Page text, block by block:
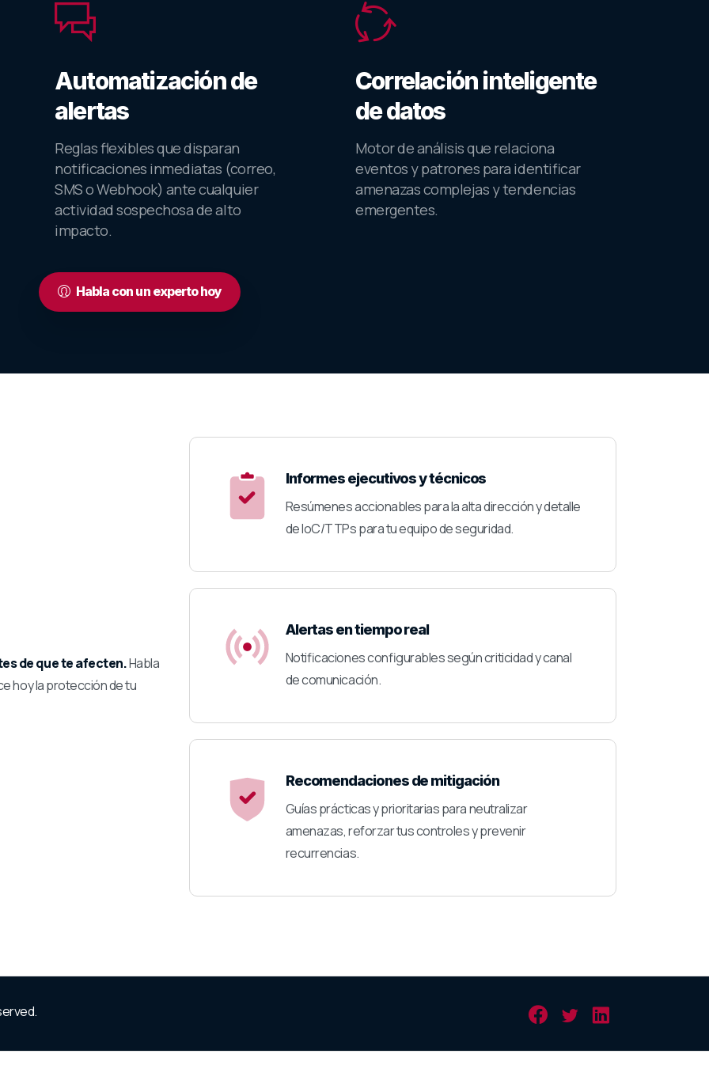
Automatización de
alertas
Reglas flexibles que disparan
notificaciones inmediatas (correo,
SMS o Webhook) ante cualquier
actividad sospechosa de alto
impacto.
Correlación inteligente
de datos
Motor de análisis que relaciona
eventos y patrones para identificar
amenazas complejas y tendencias
emergentes.
Habla con un experto hoy
de que te afecten.Habla
hoy la protección de tu
Informes ejecutivos y técnicos
Resúmenes accionables para la alta dirección y detalle
de IoC/TTPs para tu equipo de seguridad.
Alertas en tiempo real
Notificaciones configurables según criticidad y canal
de comunicación.
Recomendaciones de mitigación
Guías prácticas y prioritarias para neutralizar
amenazas, reforzar tus controles y prevenir
recurrencias.